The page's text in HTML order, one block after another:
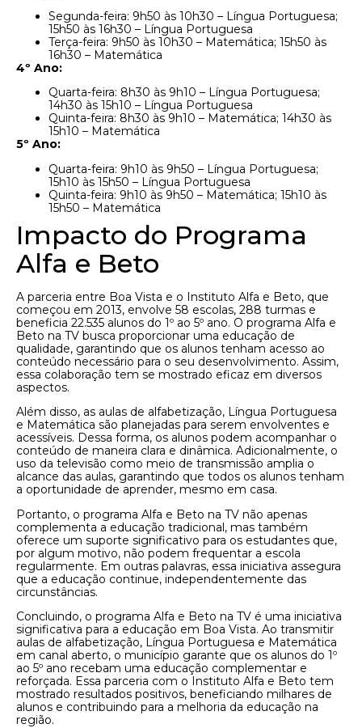
Segunda-feira: 9h50 às 10h30 – Língua Portuguesa;
15h50 às 16h30 – Língua Portuguesa
Terça-feira: 9h50 às 10h30 – Matemática; 15h50 às
16h30 – Matemática
4º Ano:
Quarta-feira: 8h30 às 9h10 – Língua Portuguesa;
14h30 às 15h10 – Língua Portuguesa
Quinta-feira: 8h30 às 9h10 – Matemática; 14h30 às
15h10 – Matemática
5º Ano:
Quarta-feira: 9h10 às 9h50 – Língua Portuguesa;
15h10 às 15h50 – Língua Portuguesa
Quinta-feira: 9h10 às 9h50 – Matemática; 15h10 às
15h50 – Matemática
Impacto do Programa
Alfa e Beto
A parceria entre Boa Vista e o Instituto Alfa e Beto, que
começou em 2013, envolve 58 escolas, 288 turmas e
beneficia 22.535 alunos do 1º ao 5º ano. O programa Alfa e
Beto na TV busca proporcionar uma educação de
qualidade, garantindo que os alunos tenham acesso ao
conteúdo necessário para o seu desenvolvimento. Assim,
essa colaboração tem se mostrado eficaz em diversos
aspectos.
Além disso, as aulas de alfabetização, Língua Portuguesa
e Matemática são planejadas para serem envolventes e
acessíveis. Dessa forma, os alunos podem acompanhar o
conteúdo de maneira clara e dinâmica. Adicionalmente, o
uso da televisão como meio de transmissão amplia o
alcance das aulas, garantindo que todos os alunos tenham
a oportunidade de aprender, mesmo em casa.
Portanto, o programa Alfa e Beto na TV não apenas
complementa a educação tradicional, mas também
oferece um suporte significativo para os estudantes que,
por algum motivo, não podem frequentar a escola
regularmente. Em outras palavras, essa iniciativa assegura
que a educação continue, independentemente das
circunstâncias.
Concluindo, o programa Alfa e Beto na TV é uma iniciativa
significativa para a educação em Boa Vista. Ao transmitir
aulas de alfabetização, Língua Portuguesa e Matemática
em canal aberto, o município garante que os alunos do 1º
ao 5º ano recebam uma educação complementar e
reforçada. Essa parceria com o Instituto Alfa e Beto tem
mostrado resultados positivos, beneficiando milhares de
alunos e contribuindo para a melhoria da educação na
região.